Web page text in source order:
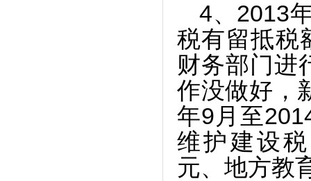
4、2013
税有留抵税
财务部门进
作没做好，
年9月至
维护建设
元、地方教